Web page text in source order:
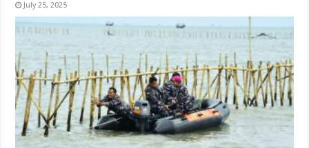
July 25, 2025